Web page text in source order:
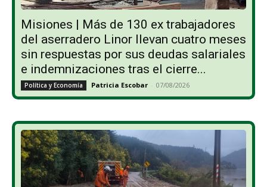
Misiones | Más de 130 ex trabajadores
del aserradero Linor llevan cuatro meses
sin respuestas por sus deudas salariales
e indemnizaciones tras el cierre...
Política y Economía Patricia Escobar - 07/08/2026